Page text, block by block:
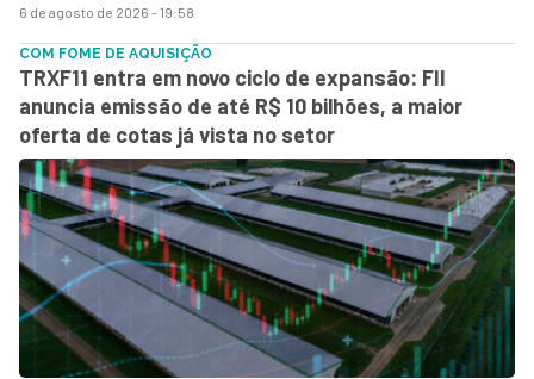
6 de agosto de 2026 - 19:58
COM FOME DE AQUISIÇÃO
TRXF11 entra em novo ciclo de expansão: FII
anuncia emissão de até R$ 10 bilhões, a maior
oferta de cotas já vista no setor